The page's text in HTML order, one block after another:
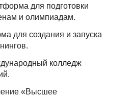
для подготовки
и олимпиадам.
для создания и запуска
колледж
«Высшее